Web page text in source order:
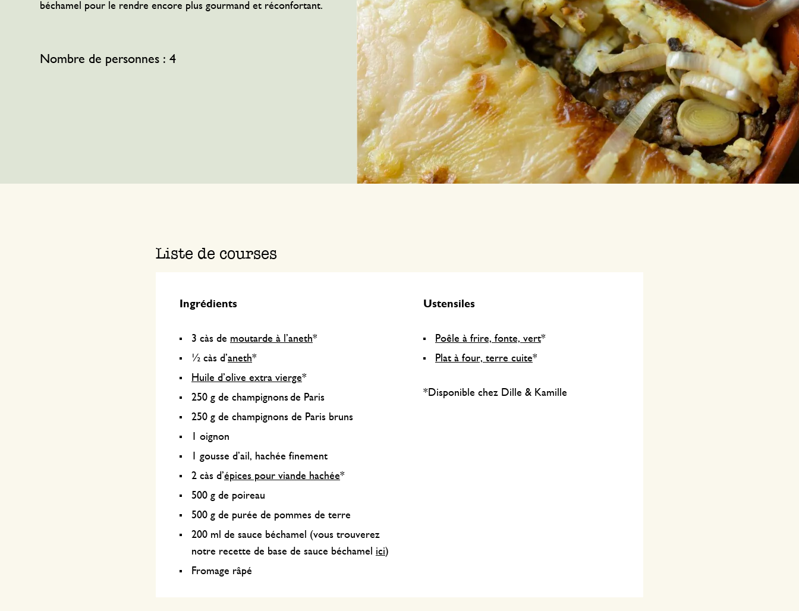
béchamel pour le rendre encore plus gourmand et réconfortant.
Nombre de personnes : 4
Liste de courses
Ingrédients
3 càs de moutarde à l’aneth*
½ càs d’aneth*
Huile d’olive extra vierge*
250 g de champignons de Paris
250 g de champignons de Paris bruns
1 oignon
1 gousse d’ail, hachée finement
2 càs d’épices pour viande hachée*
500 g de poireau
500 g de purée de pommes de terre
200 ml de sauce béchamel (vous trouverez
notre recette de base de sauce béchamel ici)
Fromage râpé
Ustensiles
Poêle à frire, fonte, vert*
Plat à four, terre cuite*
*Disponible chez Dille & Kamille